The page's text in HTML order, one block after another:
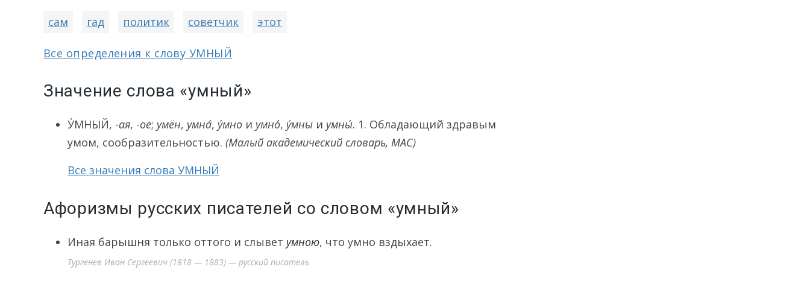
сам гад политик советчик этот
Все определения к слову УМНЫЙ
Значение слова «умный»
У́МНЫЙ, -ая, -ое; умён, умна́, у́мно и умно́, у́мны и умны́. 1. Обладающий здравым
умом, сообразительностью. (Малый академический словарь, МАС)
Все значения слова УМНЫЙ
Афоризмы русских писателей со словом «умный»
Иная барышня только оттого и слывет умною, что умно вздыхает.
Тургенев Иван Сергеевич (1818 — 1883) — русский писатель